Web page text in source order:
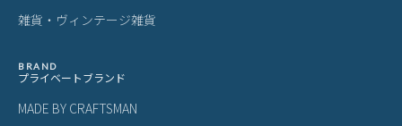
雑貨・ヴィンテージ雑貨
BRAND
プライベートブランド
MADE BY CRAFTSMAN